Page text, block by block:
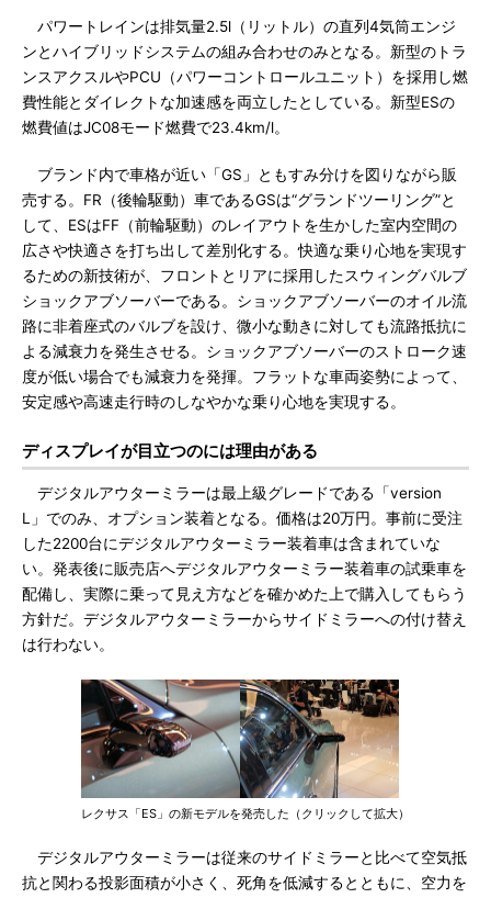
パワートレインは排気量2.5l（リットル）の直列4気筒エンジ
ンとハイブリッドシステムの組み合わせのみとなる。新型のトラ
ンスアクスルやPCU（パワーコントロールユニット）を採用し燃
費性能とダイレクトな加速感を両立したとしている。新型ESの
燃費値はJC08モード燃費で23.4km/l。
ブランド内で車格が近い「GS」ともすみ分けを図りながら販
売する。FR（後輪駆動）車であるGSは“グランドツーリング”と
して、ESはFF（前輪駆動）のレイアウトを生かした室内空間の
広さや快適さを打ち出して差別化する。快適な乗り心地を実現す
るための新技術が、フロントとリアに採用したスウィングバルブ
ショックアブソーバーである。ショックアブソーバーのオイル流
路に非着座式のバルブを設け、微小な動きに対しても流路抵抗に
よる減衰力を発生させる。ショックアブソーバーのストローク速
度が低い場合でも減衰力を発揮。フラットな車両姿勢によって、
安定感や高速走行時のしなやかな乗り心地を実現する。
ディスプレイが目立つのには理由がある
デジタルアウターミラーは最上級グレードである「version
L」でのみ、オプション装着となる。価格は20万円。事前に受注
した2200台にデジタルアウターミラー装着車は含まれていな
い。発表後に販売店へデジタルアウターミラー装着車の試乗車を
配備し、実際に乗って見え方などを確かめた上で購入してもらう
方針だ。デジタルアウターミラーからサイドミラーへの付け替え
は行わない。
レクサス「ES」の新モデルを発売した（クリックして拡大）
デジタルアウターミラーは従来のサイドミラーと比べて空気抵
抗と関わる投影面積が小さく、死角を低減するとともに、空力を